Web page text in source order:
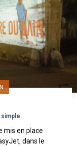
simple
mis en place
dans le